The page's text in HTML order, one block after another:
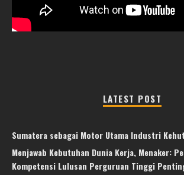
LATEST POST
Sumatera sebagai Motor Utama Industri
Menjawab Kebutuhan Dunia Kerja, Menaker:
Kompetensi Lulusan Perguruan Tinggi